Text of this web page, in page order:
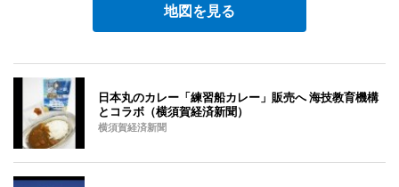
地図を見る
日本丸のカレー「練習船カレー」販売へ 海技教育機構
とコラボ（横須賀経済新聞）
横須賀経済新聞